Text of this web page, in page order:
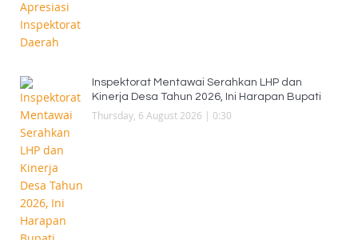
Inspektorat Mentawai Serahkan LHP dan
Kinerja Desa Tahun 2026, Ini Harapan Bupati
Thursday, 6 August 2026 | 0:30